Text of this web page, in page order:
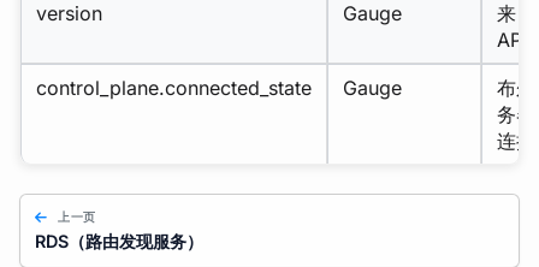
version
Gauge
来
API
control_plane.connected_state
Gauge
布
务
连
上一页
RDS（路由发现服务）